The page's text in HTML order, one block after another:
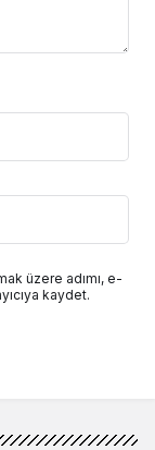
üzere adımı, e-
kaydet.